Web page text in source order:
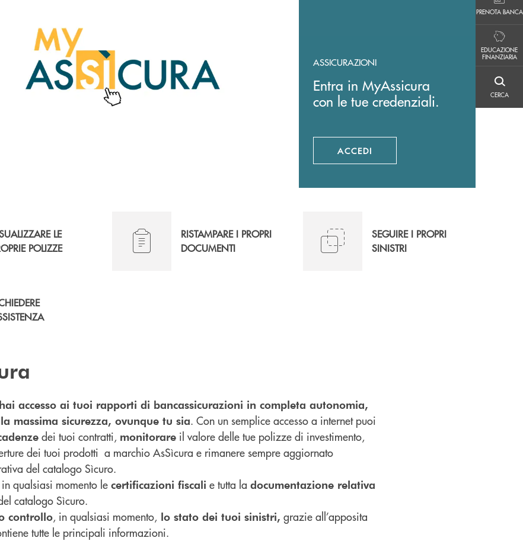
PRENOTA BANCA
EDUCAZIONE
FINANZIARIA
CERCA
CERCA
ASSICURAZIONI
Entra in MyAssicura
con le tue credenziali.
ACCEDIAPRE UNA NUOVA FINESTRA
LE
POLIZZE
RISTAMPARE I PROPRI
DOCUMENTI
SEGUIRE I PROPRI
SINISTRI
hai accesso ai tuoi rapporti di bancassicurazioni in completa autonomia,
massima sicurezza, ovunque tu sia. Con un semplice accesso a internet puoi
dei tuoi contratti, monitorare il valore delle tue polizze di investimento,
dei tuoi prodotti a marchio AsSìcura e rimanere sempre aggiornato
del catalogo Sìcuro.
in qualsiasi momento le certificazioni fiscali e tutta la documentazione relativa
catalogo Sìcuro.
controllo, in qualsiasi momento, lo stato dei tuoi sinistri, grazie all’apposita
tutte le principali informazioni.